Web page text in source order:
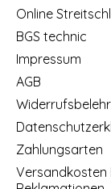
Online
BGS technic
Impressum
AGB
Zahlungsarten
Versandkosten